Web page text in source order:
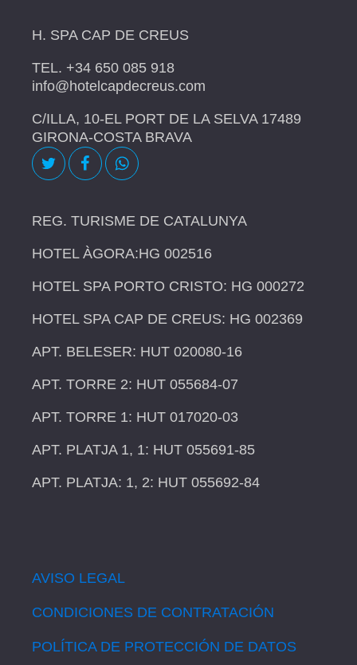
H. SPA CAP DE CREUS
TEL. +34 650 085 918
info@hotelcapdecreus.com
C/ILLA, 10-EL PORT DE LA SELVA 17489
GIRONA-COSTA BRAVA
REG. TURISME DE CATALUNYA
HOTEL ÀGORA:HG 002516
HOTEL SPA PORTO CRISTO: HG 000272
HOTEL SPA CAP DE CREUS: HG 002369
APT. BELESER: HUT 020080-16
APT. TORRE 2: HUT 055684-07
APT. TORRE 1: HUT 017020-03
APT. PLATJA 1, 1: HUT 055691-85
APT. PLATJA: 1, 2: HUT 055692-84
AVISO LEGAL
CONDICIONES DE CONTRATACIÓN
POLÍTICA DE PROTECCIÓN DE DATOS